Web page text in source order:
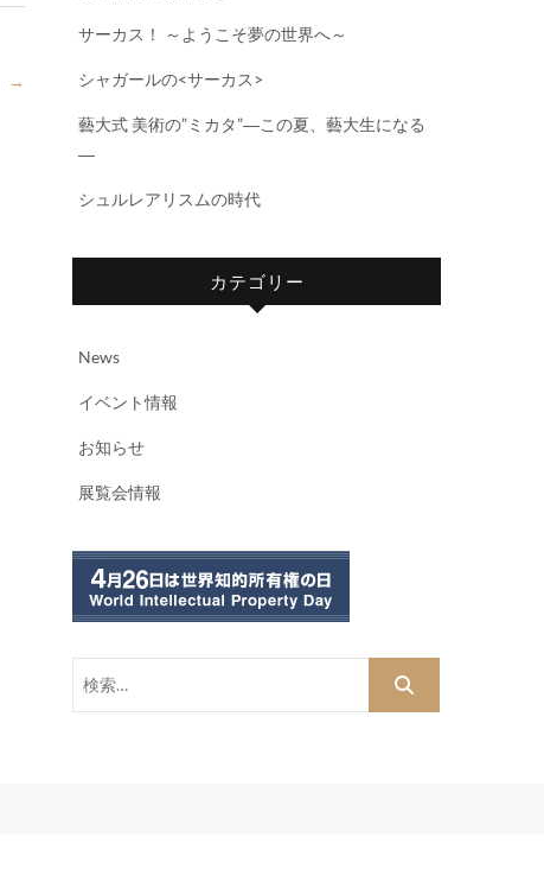
→
サーカス！ ～ようこそ夢の世界へ～
シャガールの<サーカス>
藝大式 美術の”ミカタ”―この夏、藝大生になる
―
シュルレアリスムの時代
カテゴリー
News
イベント情報
お知らせ
展覧会情報